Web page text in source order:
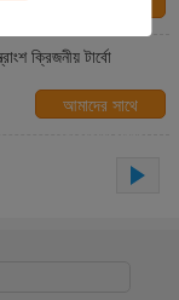
যোগাযোগ করুন
ক্রিজনীয় টার্বো
আমাদের সাথে